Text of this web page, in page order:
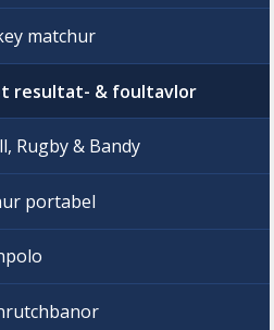
matchur
resultat- & foultavlor
Rugby & Bandy
portabel